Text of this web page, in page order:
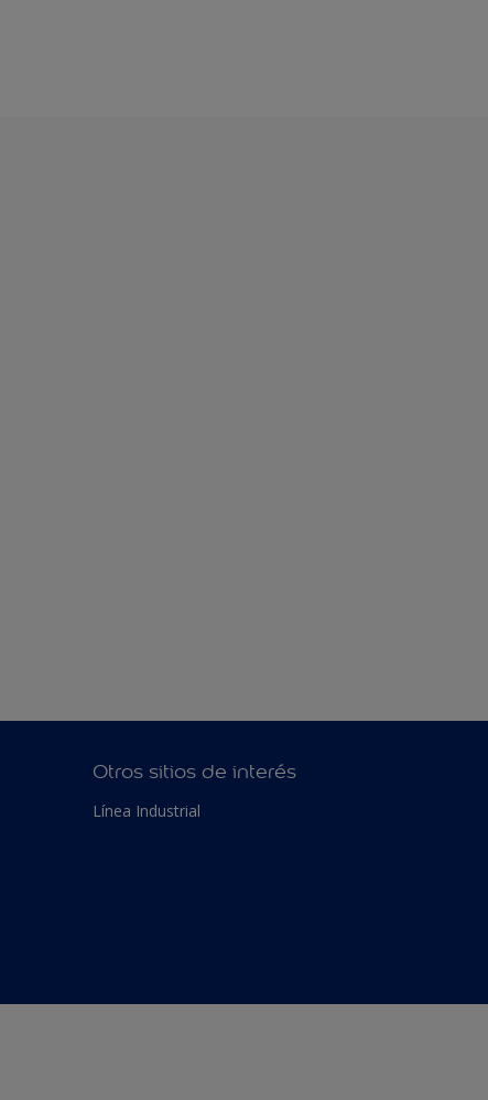
Otros sitios de interés
Línea Industrial